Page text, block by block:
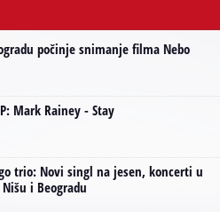
počinje snimanje filma Nebo
Mark Rainey - Stay
trio: Novi singl na jesen, koncerti u
i Beogradu